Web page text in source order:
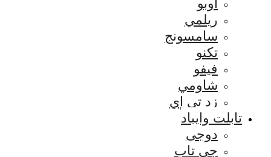
اوبو
ريلمي
سامسونج
تكنو
فيفو
شاومي
زد تي إي
تابلت وايباد
دوجى
جي تاب